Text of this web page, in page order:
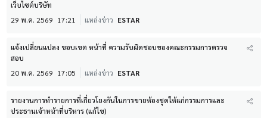
เว็บไซต์บริษัท
29 พ.ค. 2569 17:21 แหล่งข่าว ESTAR
แจ้งเปลี่ยนแปลง ขอบเขต หน้าที่ ความรับผิดชอบของคณะกรรมการตรวจ
สอบ
20 พ.ค. 2569 17:05 แหล่งข่าว ESTAR
รายงานการทำรายการที่เกี่ยวโยงกันในการขายห้องชุดให้แก่กรรมการและ
ประธานเจ้าหน้าที่บริหาร (แก้ไข)